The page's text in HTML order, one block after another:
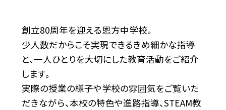
創立80周年を迎える恩方中学校。
少人数だからこそ実現できるきめ細かな指導
と、一人ひとりを大切にした教育活動をご紹介
します。
実際の授業の様子や学校の雰囲気をご覧いた
だきながら、本校の特色や進路指導、STEAM教